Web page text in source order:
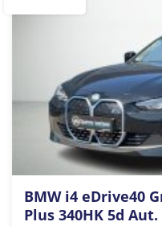
BMW i4 eDrive40
Plus 340HK 5d Aut.